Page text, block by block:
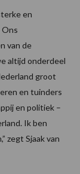
en
van de
altijd onderdeel
groot
en tuinders
en politiek –
Ik ben
zegt Sjaak van